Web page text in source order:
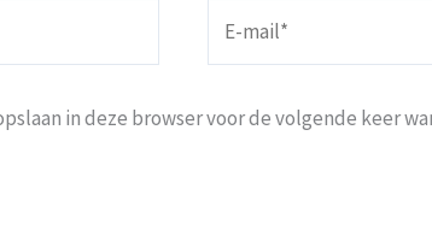
mail*
in deze browser voor de volgende keer